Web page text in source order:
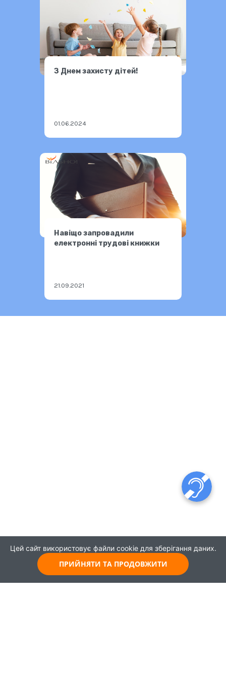
З Днем захисту дітей!
01.06.2024
Навіщо запровадили
електронні трудові книжки
21.09.2021
Цей сайт використовує файли cookie для зберігання даних.
ПРИЙНЯТИ ТА ПРОДОВЖИТИ